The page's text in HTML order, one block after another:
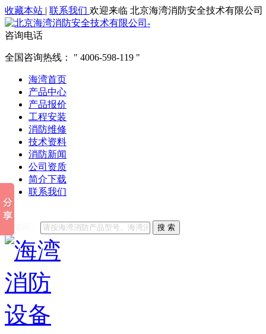
收藏本站 | 联系我们 欢迎来临 北京海湾消防安全技术有限公司
咨询电话
全国咨询热线： 4006-598-119
海湾首页
产品中心
产品报价
工程安装
消防维修
技术资料
消防新闻
公司资质
简介下载
联系我们
他们都在搜索:
搜 索